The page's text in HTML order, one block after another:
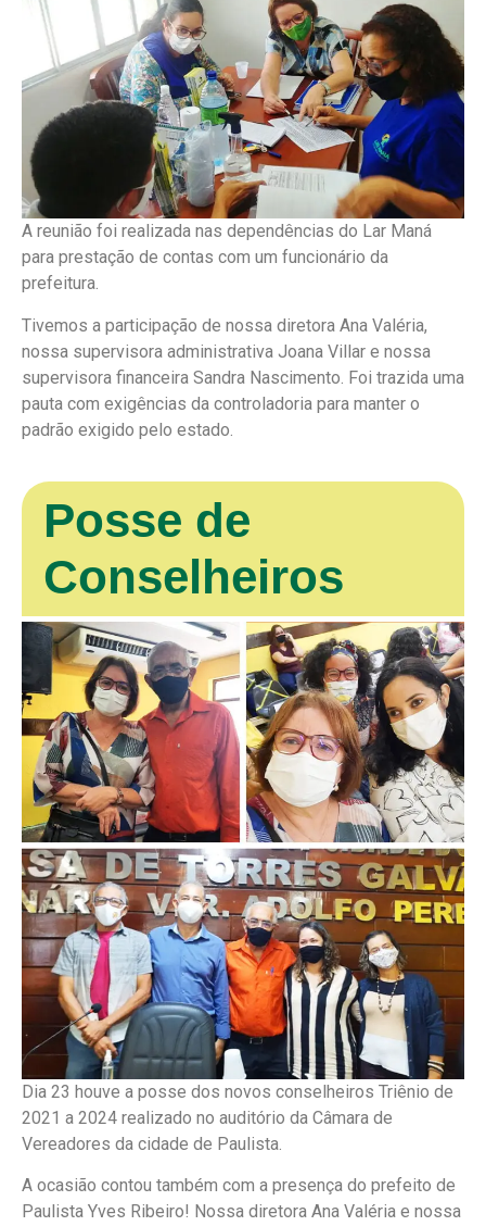
A reunião foi realizada nas dependências do Lar Maná
para prestação de contas com um funcionário da
prefeitura.
Tivemos a participação de nossa diretora Ana Valéria,
nossa supervisora administrativa Joana Villar e nossa
supervisora financeira Sandra Nascimento. Foi trazida uma
pauta com exigências da controladoria para manter o
padrão exigido pelo estado.
Posse de
Conselheiros
Dia 23 houve a posse dos novos conselheiros Triênio de
2021 a 2024 realizado no auditório da Câmara de
Vereadores da cidade de Paulista.
A ocasião contou também com a presença do prefeito de
Paulista Yves Ribeiro! Nossa diretora Ana Valéria e nossa